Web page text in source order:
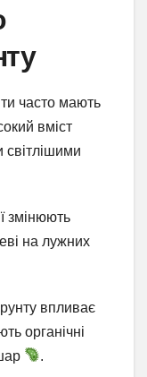
часто мають
вміст
світлішими
змінюють
на лужних
впливає
органічні
.